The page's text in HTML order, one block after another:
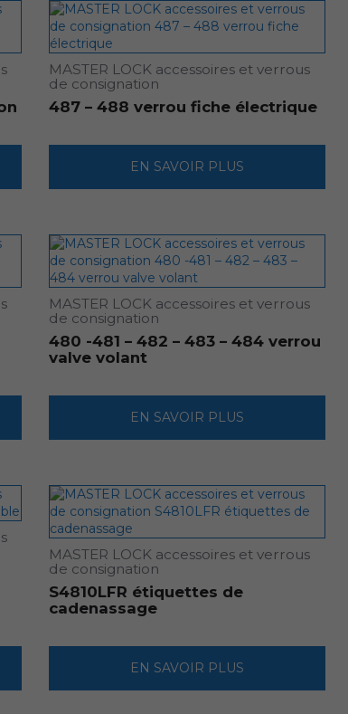
MASTER LOCK accessoires et verrous
de consignation
487 – 488 verrou fiche électrique
EN SAVOIR PLUS
MASTER LOCK accessoires et verrous
de consignation
480 -481 – 482 – 483 – 484 verrou
valve volant
EN SAVOIR PLUS
MASTER LOCK accessoires et verrous
de consignation
S4810LFR étiquettes de
cadenassage
EN SAVOIR PLUS